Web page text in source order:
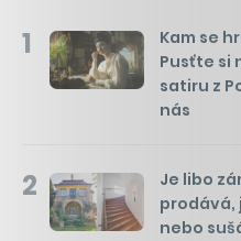
1
Kam se
Pusťte si
satiru z
nás
2
Je libo
prodává,
nebo